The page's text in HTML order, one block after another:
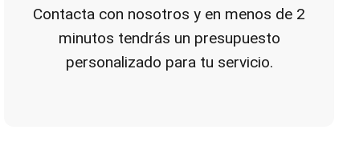
Contacta con nosotros y en menos de 2
minutos tendrás un presupuesto
personalizado para tu servicio.